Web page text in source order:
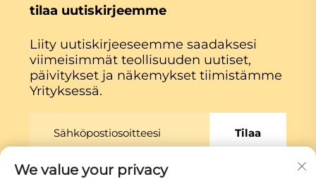
tilaa uutiskirjeemme
Liity uutiskirjeeseemme saadaksesi
viimeisimmät teollisuuden uutiset,
päivitykset ja näkemykset tiimistämme
Yrityksessä.
Tilaa
We value your privacy